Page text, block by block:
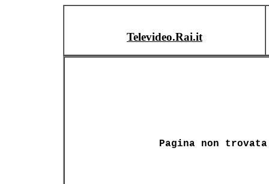
Televideo.Rai.it
Pagina non trovata